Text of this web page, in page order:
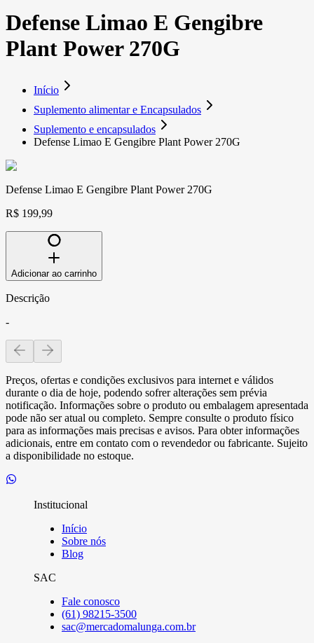
Defense Limao E Gengibre
Plant Power 270G
Início
Suplemento alimentar e Encapsulados
Suplemento e encapsulados
Defense Limao E Gengibre Plant Power 270G
Defense Limao E Gengibre Plant Power 270G
R$ 199,99
Adicionar ao carrinho
Descrição
-
Preços, ofertas e condições exclusivos para internet e válidos
durante o dia de hoje, podendo sofrer alterações sem prévia
notificação. Informações sobre o produto ou embalagem apresentada
pode não ser atual ou completo. Sempre consulte o produto físico
para as informações mais precisas e avisos. Para obter informações
adicionais, entre em contato com o revendedor ou fabricante. Sujeito
a disponibilidade no estoque.
Institucional
Início
Sobre nós
Blog
SAC
Fale conosco
(61) 98215-3500
sac@mercadomalunga.com.br